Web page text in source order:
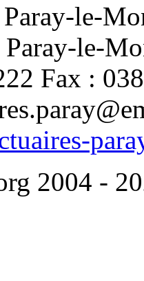
Paray-le-
le-
Fax :
2004 -